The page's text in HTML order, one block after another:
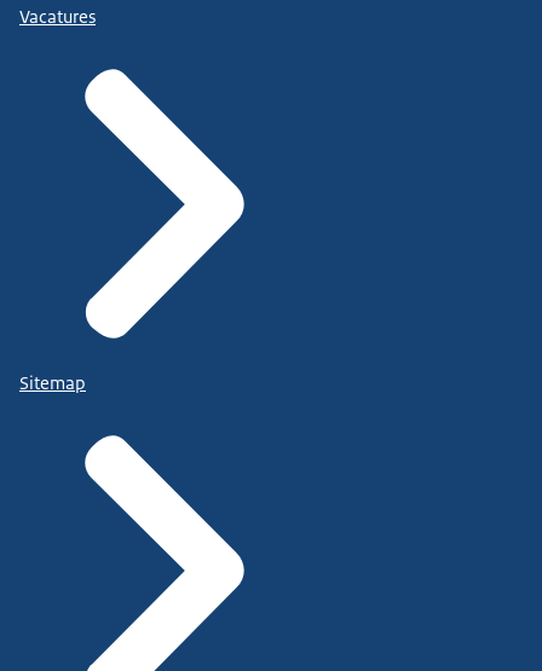
Vacatures
Sitemap